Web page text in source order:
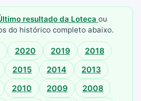
resultado da Loteca ou
do histórico completo abaixo.
2020 2019
2018
2015 2014
2013
2010 2009 2008